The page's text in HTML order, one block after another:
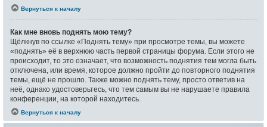
Вернуться к началу
Как мне вновь поднять мою тему?
Щёлкнув по ссылке «Поднять тему» при просмотре темы, вы можете
«поднять» её в верхнюю часть первой страницы форума. Если этого не
происходит, то это означает, что возможность поднятия тем могла быть
отключена, или время, которое должно пройти до повторного поднятия
темы, ещё не прошло. Также можно поднять тему, просто ответив на
неё, однако удостоверьтесь, что тем самым вы не нарушаете правила
конференции, на которой находитесь.
Вернуться к началу